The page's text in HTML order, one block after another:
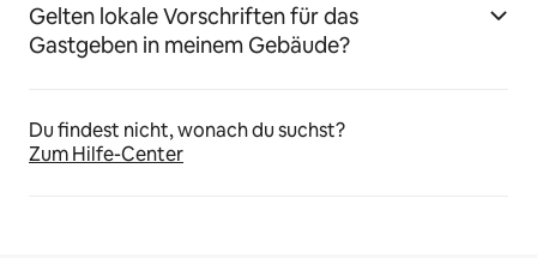
Gelten lokale Vorschriften für das
Gastgeben in meinem Gebäude?
Du findest nicht, wonach du suchst?
Zum Hilfe-Center